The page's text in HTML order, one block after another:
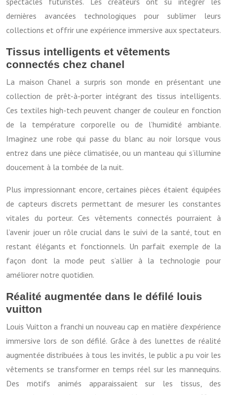
dernières avancées technologiques pour sublimer leurs
collections et offrir une expérience immersive aux spectateurs.
Tissus intelligents et vêtements
connectés chez chanel
La maison Chanel a surpris son monde en présentant une
collection de prêt-à-porter intégrant des tissus intelligents.
Ces textiles high-tech peuvent changer de couleur en fonction
de la température corporelle ou de l’humidité ambiante.
Imaginez une robe qui passe du blanc au noir lorsque vous
entrez dans une pièce climatisée, ou un manteau qui s’illumine
doucement à la tombée de la nuit.
Plus impressionnant encore, certaines pièces étaient équipées
de capteurs discrets permettant de mesurer les constantes
vitales du porteur. Ces vêtements connectés pourraient à
l’avenir jouer un rôle crucial dans le suivi de la santé, tout en
restant élégants et fonctionnels. Un parfait exemple de la
façon dont la mode peut s’allier à la technologie pour
améliorer notre quotidien.
Réalité augmentée dans le défilé louis
vuitton
Louis Vuitton a franchi un nouveau cap en matière d’expérience
immersive lors de son défilé. Grâce à des lunettes de réalité
augmentée distribuées à tous les invités, le public a pu voir les
vêtements se transformer en temps réel sur les mannequins.
Des motifs animés apparaissaient sur les tissus, des